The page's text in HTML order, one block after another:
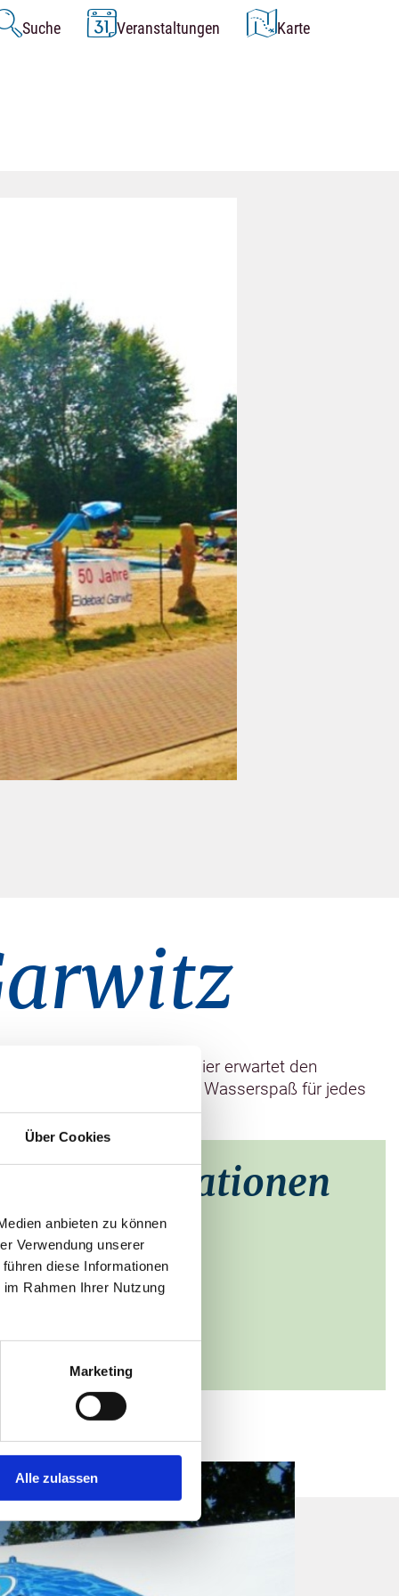
Über Cookies
anbieten zu können
Verwendung unserer
diese Informationen
Rahmen Ihrer Nutzung
Marketing
Alle zulassen
Suche Veranstaltungen Karte
ein perfektes Ziel. Hier erwartet den
Meter-Bahnen, sodass Wasserspaß für jedes
Tel 0172-380 4561
Eldebad Garwitz
1
Garwitz